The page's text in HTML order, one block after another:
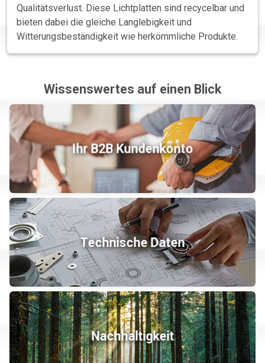
Qualitätsverlust. Diese Lichtplatten sind recycelbar und
bieten dabei die gleiche Langlebigkeit und
Witterungsbeständigkeit wie herkömmliche Produkte.
Wissenswertes auf einen Blick
Ihr B2B Kundenkonto
Technische Daten
Nachhaltigkeit